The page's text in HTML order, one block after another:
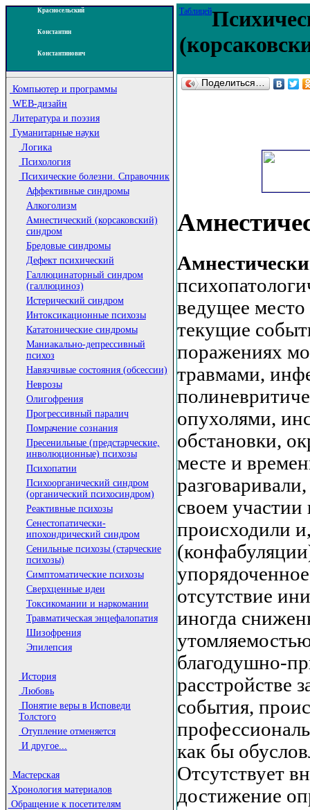
Красносельский
Константин
Константинович
Компьютер и программы
WEB-дизайн
Литература и поэзия
Гуманитарные науки
Логика
Психология
Психические болезни. Справочник
Аффективные синдромы
Алкоголизм
Амнестический (корсаковский)
синдром
Бредовые синдромы
Дефект психический
Галлюцинаторный синдром
(галлюциноз)
Истерический синдром
Интоксикационные психозы
Кататонические синдромы
Маниакально-депрессивный
психоз
Навязчивые состояния (обсессии)
Неврозы
Олигофрения
Прогрессивный паралич
Помрачение сознания
Пресенильные (предстарческие,
инволюционные) психозы
Психопатии
Психоорганический синдром
(органический психосиндром)
Реактивные психозы
Сенестопатически-
ипохондрический синдром
Сенильные психозы (старческие
психозы)
Симптоматические психозы
Сверхценные идеи
Токсикомании и наркомании
Травматическая энцефалопатия
Шизофрения
Эпилепсия
История
Любовь
Понятие веры в Исповеди
Толстого
Отупление отменяется
И другое...
Мастерская
Хронология материалов
Обращение к посетителям
Таблицей
Поделиться…
ведущее место
текущие
поражениях
травмами,
опухолями,
обстановки,
месте и
своем участии
происходили
отсутствие
иногда
благодушно-
расстройстве
события,
как бы
Отсутствует
достижение